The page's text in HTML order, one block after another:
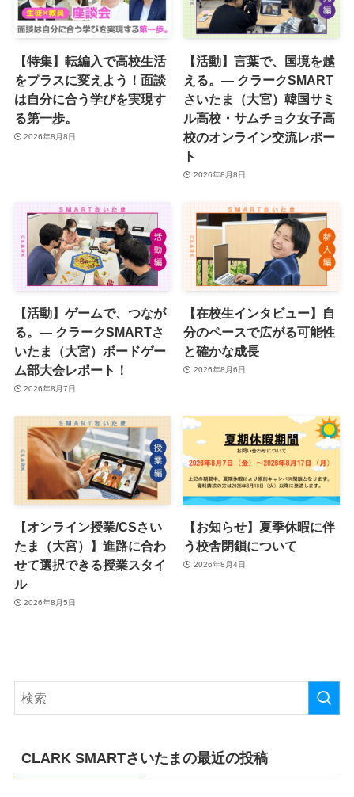
【特集】転編入で高校生活
をプラスに変えよう！面談
は自分に合う学びを実現す
る第一歩。
2026年8月8日
【活動】言葉で、国境を越
える。― クラークSMART
さいたま（大宮）韓国サミ
ル高校・サムチョク女子高
校のオンライン交流レポー
ト
2026年8月8日
【活動】ゲームで、つなが
る。― クラークSMARTさ
いたま（大宮）ボードゲー
ム部大会レポート！
2026年8月7日
【在校生インタビュー】自
分のペースで広がる可能性
と確かな成長
2026年8月6日
【オンライン授業/CSさい
たま（大宮）】進路に合わ
せて選択できる授業スタイ
ル
2026年8月5日
【お知らせ】夏季休暇に伴
う校舎閉鎖について
2026年8月4日
CLARK SMARTさいたまの最近の投稿